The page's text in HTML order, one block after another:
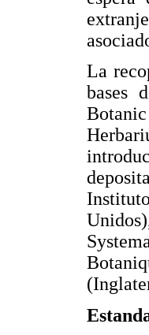
La
bases